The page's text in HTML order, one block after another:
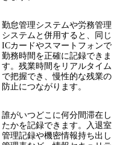
勤怠管理システムや労務管理
システムと併用すると、同じ
ICカードやスマートフォンで
勤務時間を正確に記録できま
す。残業時間をリアルタイム
で把握でき、慢性的な残業の
防止につながります。
誰がいつどこに何分間滞在し
たかを記録できます。入退室
管理記録や機密情報持ち出し